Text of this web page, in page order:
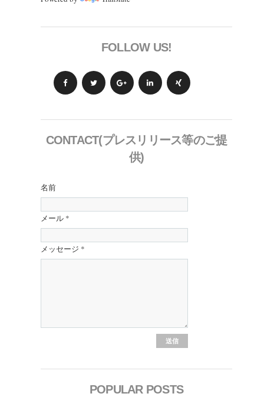
FOLLOW US!
CONTACT(プレスリリース等のご提
供)
名前
メール *
メッセージ *
POPULAR POSTS